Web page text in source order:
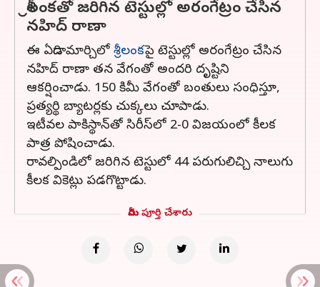
శ్రీలంకతో జరిగిన టెస్టుల్లో అరంగేట్రం చేసిన
నహిద్ రాణా
ఈ ఏడాది మార్చిలో శ్రీలంకపై టెస్టుల్లో అరంగేట్రం చేసిన
నహిద్‌ రాణా తన వేగంతో అందరి దృష్టిని
ఆకర్షించాడు. 150 కిమీ వేగంతో బంతులు సంధిస్తూ,
ప్రత్యర్థి బ్యాటర్లకు చుక్కలు చూపాడు.
ఇటీవల పాకిస్థాన్‌తో సిరీస్‌లో 2-0 విజయంలో కీలక
పాత్ర పోషించాడు.
రావల్పిండిలో జరిగిన టెస్టులో 44 పరుగులిచ్చి నాలుగు
కీలక వికెట్లు పడగొట్టాడు.
మీరు పూర్తి చేశారు